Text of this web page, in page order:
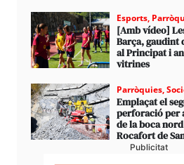
Esports,
[Amb vídeo]
Barça, gaudint
al Principat i
vitrines
Parròquies,
Emplaçat el
perforació per
de la boca
Rocafort de
Publicitat